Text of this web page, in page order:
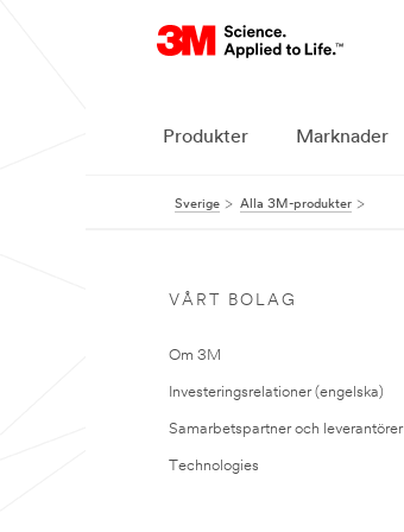
Produkter Marknader
Sverige Alla 3M-produkter
VÅRT BOLAG
Om 3M
Investeringsrelationer (engelska)
Samarbetspartner och leverantörer
Technologies